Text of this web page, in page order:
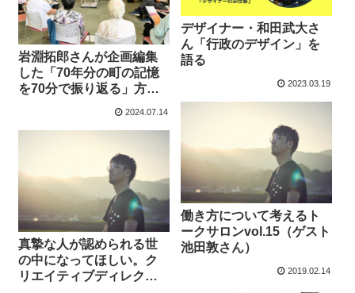
岩淵拓郎さんが企画編集
した「70年分の町の記憶
を70分で振り返る」方法
2024.07.14
デザイナー・和田武大さ
ん「行政のデザイン」を
語る
2023.03.19
働き方について考えるト
ークサロンvol.15（ゲスト
池田敦さん）
2019.02.14
真摯な人が認められる世
の中になってほしい。ク
リエイティブディレクタ